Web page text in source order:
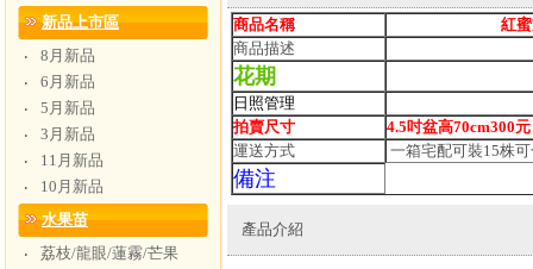
新品上市區
‧
8月新品
‧
6月新品
‧
5月新品
‧
3月新品
‧
11月新品
‧
10月新品
水果苗
‧
荔枝/龍眼/蓮霧/芒果
商品名稱
紅蜜文
商品描述
花期
日照管理
拍賣尺寸
4.5吋盆高70cm300元
運送方式
一箱宅配可裝15株
備注
產品介紹